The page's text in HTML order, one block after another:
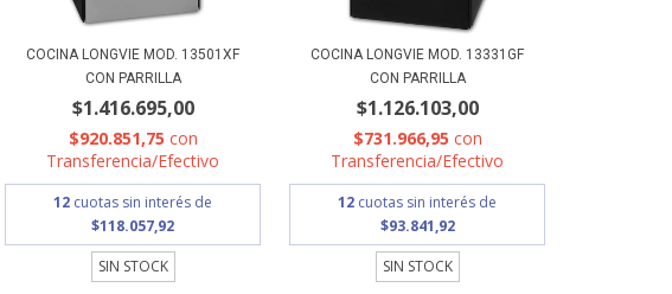
COCINA LONGVIE MOD. 13501XF
CON PARRILLA
$1.416.695,00
$920.851,75 con
Transferencia/Efectivo
12 cuotas sin interés de
$118.057,92
SIN STOCK
COCINA LONGVIE MOD. 13331GF
CON PARRILLA
$1.126.103,00
$731.966,95 con
Transferencia/Efectivo
12 cuotas sin interés de
$93.841,92
SIN STOCK